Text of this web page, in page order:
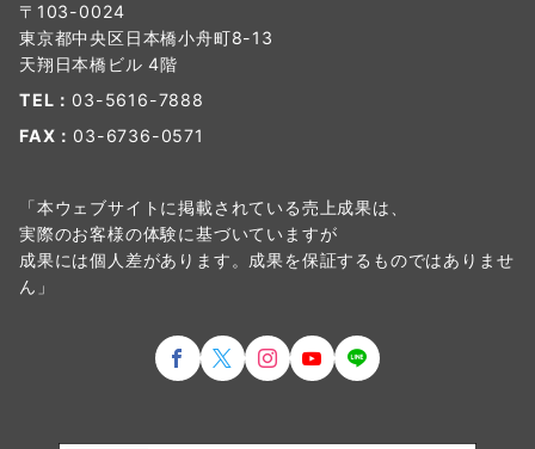
〒103-0024
東京都中央区日本橋小舟町8-13
天翔日本橋ビル 4階
TEL： 03-5616-7888
FAX： 03-6736-0571
「本ウェブサイトに掲載されている売上成果は、
実際のお客様の体験に基づいていますが
成果には個人差があります。成果を保証するものではありませ
ん」